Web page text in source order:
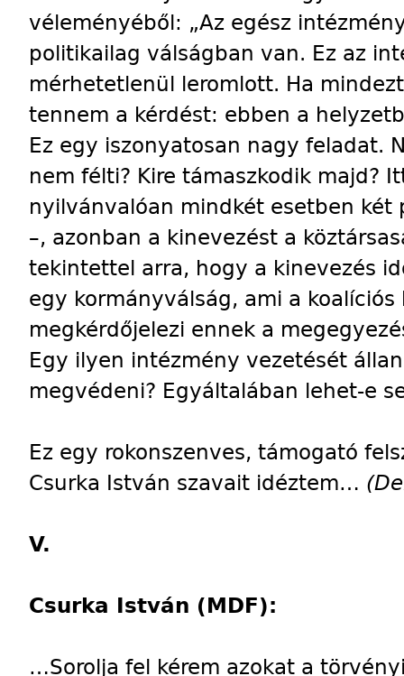
véleményéből: „Az egész
politikailag válságban van. Ez az
mérhetetlenül leromlott. Ha
tennem a kérdést: ebben a
Ez egy iszonyatosan nagy feladat.
nem félti? Kire támaszkodik majd?
nyilvánvalóan mindkét esetben két
–, azonban a kinevezést a
tekintettel arra, hogy a kinevezés
egy kormányválság, ami a
megkérdőjelezi ennek a
Egy ilyen intézmény vezetését
megvédeni? Egyáltalában lehet-e
Ez egy rokonszenves, támogató
Csurka István szavait idéztem…
V.
Csurka István (MDF):
…Sorolja fel kérem azokat a